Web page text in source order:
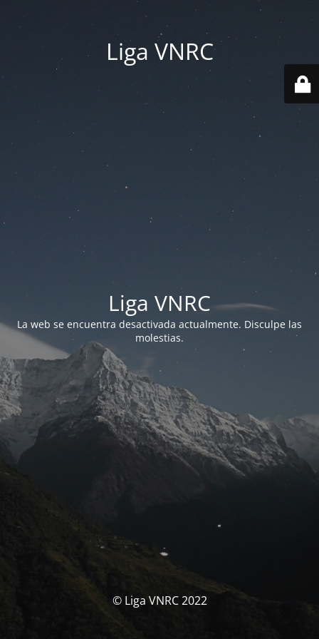
Liga VNRC
Liga VNRC
La web se encuentra desactivada actualmente. Disculpe las
molestias.
© Liga VNRC 2022